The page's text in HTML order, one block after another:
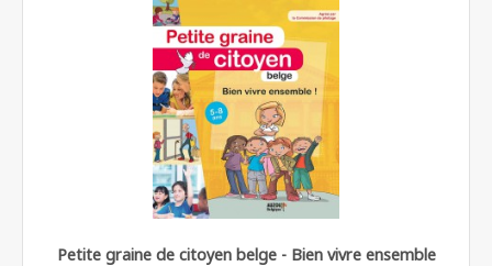
Petite graine de citoyen belge - Bien vivre ensemble